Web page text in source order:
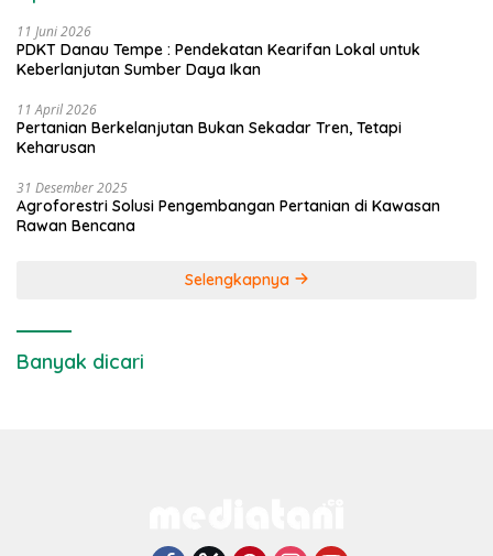
11 Juni 2026
PDKT Danau Tempe : Pendekatan Kearifan Lokal untuk
Keberlanjutan Sumber Daya Ikan
11 April 2026
Pertanian Berkelanjutan Bukan Sekadar Tren, Tetapi
Keharusan
31 Desember 2025
Agroforestri Solusi Pengembangan Pertanian di Kawasan
Rawan Bencana
Selengkapnya
Banyak dicari